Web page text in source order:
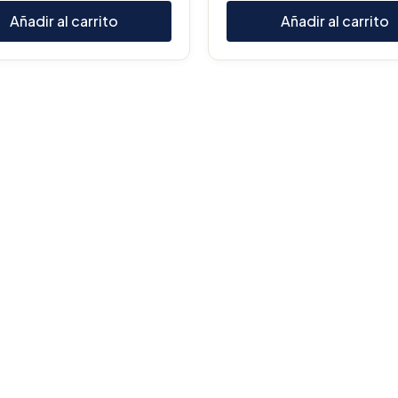
Añadir al carrito Añadir al carrito